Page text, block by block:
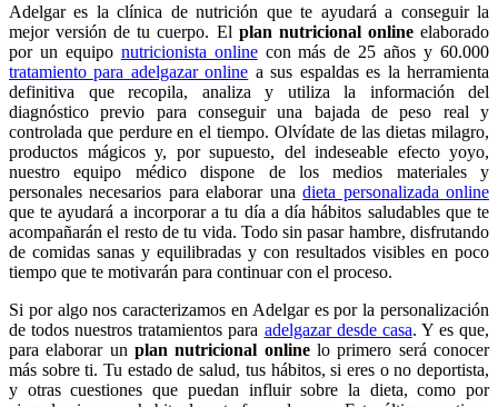
Adelgar es la clínica de nutrición que te ayudará a conseguir la
mejor versión de tu cuerpo. El plan nutricional onlineelaborado
por un equipo nutricionista onlinecon más de 25 años y 60.000
tratamiento para adelgazar online a sus espaldas es la herramienta
definitiva que recopila, analiza y utiliza la información del
diagnóstico previo para conseguir una bajada de peso real y
controlada que perdure en el tiempo. Olvídate de las dietas milagro,
productos mágicos y, por supuesto, del indeseable efecto yoyo,
nuestro equipo médico dispone de los medios materiales y
personales necesarios para elaborar unadieta personalizada online
que te ayudará a incorporar a tu día a día hábitos saludables que te
acompañarán el resto de tu vida. Todo sin pasar hambre, disfrutando
de comidas sanas y equilibradas y con resultados visibles en poco
tiempo que te motivarán para continuar con el proceso.
Si por algo nos caracterizamos en Adelgar es por la personalización
de todos nuestros tratamientos para adelgazar desde casa. Y es que,
para elaborar un plan nutricional onlinelo primero será conocer
más sobre ti. Tu estado de salud, tus hábitos, si eres o no deportista,
y otras cuestiones que puedan influir sobre la dieta, como por